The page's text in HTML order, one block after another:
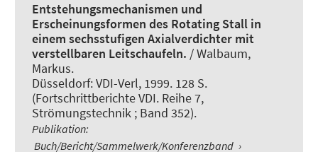
Entstehungsmechanismen und
Erscheinungsformen des Rotating Stall in
einem sechsstufigen Axialverdichter mit
verstellbaren Leitschaufeln. / Walbaum,
Markus.
Düsseldorf: VDI-Verl, 1999. 128 S.
(Fortschrittberichte VDI. Reihe 7,
Strömungstechnik ; Band 352).
Publikation:
Buch/Bericht/Sammelwerk/Konferenzband ›